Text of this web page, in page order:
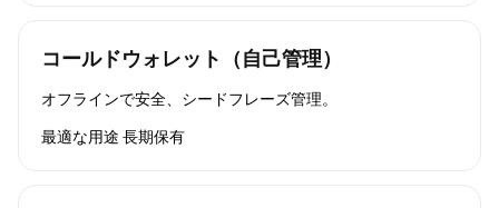
コールドウォレット（自己管理）
オフラインで安全、シードフレーズ管理。
最適な用途 長期保有